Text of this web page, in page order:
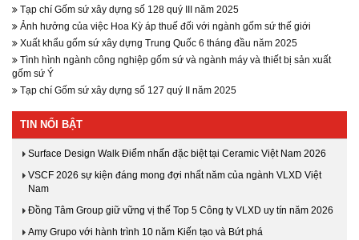
Tạp chí Gốm sứ xây dựng số 128 quý III năm 2025
Ảnh hưởng của việc Hoa Kỳ áp thuế đối với ngành gốm sứ thế giới
Xuất khẩu gốm sứ xây dựng Trung Quốc 6 tháng đầu năm 2025
Tình hình ngành công nghiệp gốm sứ và ngành máy và thiết bị sản xuất
gốm sứ Ý
Tạp chí Gốm sứ xây dựng số 127 quý II năm 2025
TIN NỔI BẬT
Surface Design Walk Điểm nhấn đặc biệt tại Ceramic Việt Nam 2026
VSCF 2026 sự kiện đáng mong đợi nhất năm của ngành VLXD Việt
Nam
Đồng Tâm Group giữ vững vị thế Top 5 Công ty VLXD uy tín năm 2026
Amy Grupo với hành trình 10 năm Kiến tạo và Bứt phá